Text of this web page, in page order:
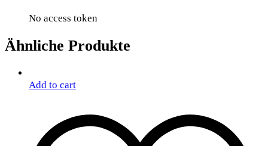
No access token
Ähnliche Produkte
Add to cart